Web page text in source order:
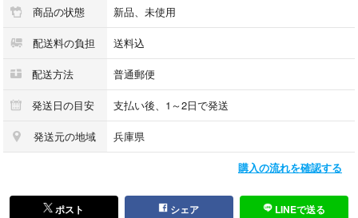
非売品 UFOキャッチャー アミューズメント ミニチュア
ドールハウス リカちゃん ブライス
リーメント フィギュア ジオラマ 昭和レトロ 食品サンプル
ラウンドワン 限定 プライズ 非売品
カプセルトイ キーホルダー かわいい BIG サンリオピューロランド キ
ャラクター サンリオ ショップ namco SEGA プライズ 女の子 女
子 プレゼント おもちゃ ぬいぐるみ クッション インテリア 飾り コ
レクション 赤ちゃん アニメ 動物 人気 こども 赤ちゃん ベビー 飾
り 子育て 幼児 小学生 抱き枕 サンリオ USJ しんちゃん クレー
ビ まとめ クレーンゲーム 景品 まとめ売り
商品の状態 新品、未使用
配送料の負担 送料込
配送方法 普通郵便
発送日の目安 支払い後、1～2日で発送
発送元の地域 兵庫県
購入の流れを確認する
ポスト シェア LINEで送る